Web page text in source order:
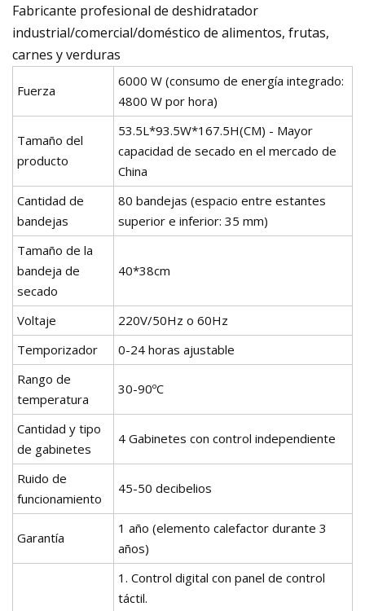
Fabricante profesional de deshidratador
industrial/comercial/doméstico de alimentos, frutas,
carnes y verduras
Fuerza
6000 W (consumo de energía integrado:
4800 W por hora)
Tamaño del
producto
53.5L*93.5W*167.5H(CM) - Mayor
capacidad de secado en el mercado de
China
Cantidad de
bandejas
80 bandejas (espacio entre estantes
superior e inferior: 35 mm)
Tamaño de la
bandeja de
secado
40*38cm
Voltaje
220V/50Hz o 60Hz
Temporizador
0-24 horas ajustable
Rango de
temperatura
30-90ºC
Cantidad y tipo
de gabinetes
4 Gabinetes con control independiente
Ruido de
funcionamiento
45-50 decibelios
Garantía
1 año (elemento calefactor durante 3
años)
1. Control digital con panel de control
táctil.